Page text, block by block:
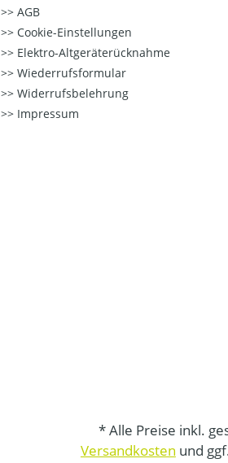
AGB
Cookie-Einstellungen
Elektro-Altgeräterücknahme
Wiederrufsformular
Widerrufsbelehrung
Impressum
* Alle Preise inkl.
Versandkosten und